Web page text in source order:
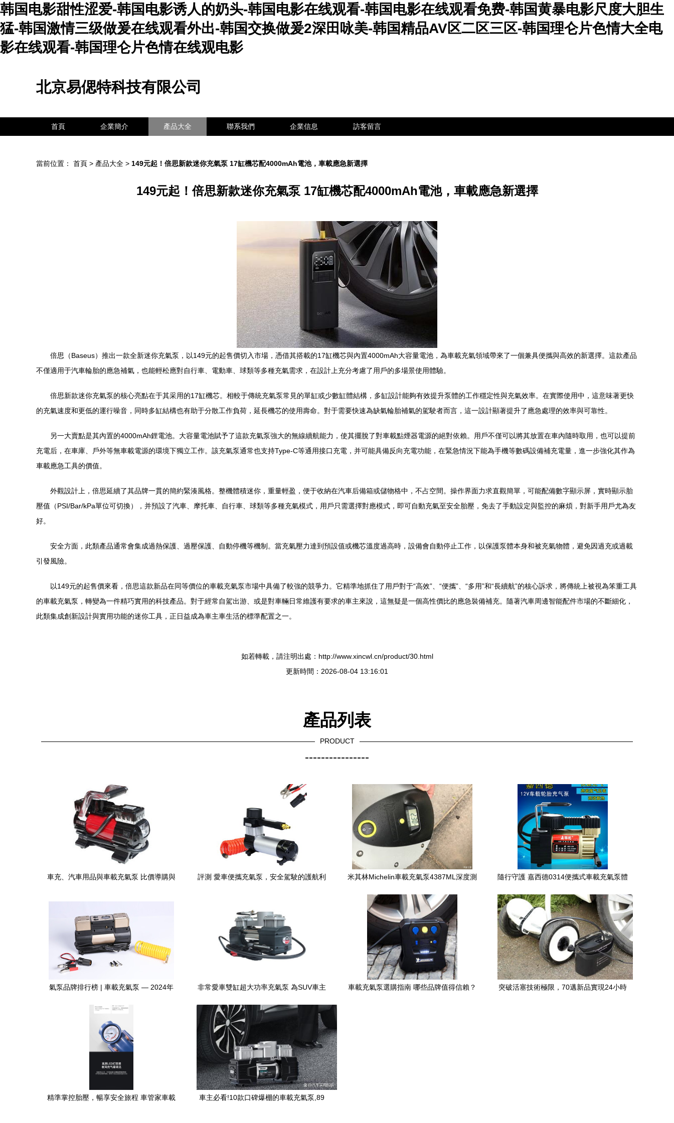
韩国电影甜性涩爱-韩国电影诱人的奶头-韩国电影在线观看-韩国电影在线观看免费-韩国黄暴电影尺度大胆生
猛-韩国激情三级做爰在线观看外出-韩国交换做爰2深田咏美-韩国精品AV区二区三区-韩国理仑片色情大全电
影在线观看-韩国理仑片色情在线观电影
北京易偲特科技有限公司
首頁 企業簡介 產品大全 聯系我們 企業信息 訪客留言
當前位置： 首頁 > 產品大全 > 149元起！倍思新款迷你充氣泵 17缸機芯配4000mAh電池，車載應急新選擇
149元起！倍思新款迷你充氣泵 17缸機芯配4000mAh電池，車載應急新選擇
倍思（Baseus）推出一款全新迷你充氣泵，以149元的起售價切入市場，憑借其搭載的17缸機芯與內置4000mAh大容量電池，為車載充氣領域帶來了一個兼具便攜與高效的新選擇。這款產品
不僅適用于汽車輪胎的應急補氣，也能輕松應對自行車、電動車、球類等多種充氣需求，在設計上充分考慮了用戶的多場景使用體驗。
倍思新款迷你充氣泵的核心亮點在于其采用的17缸機芯。相較于傳統充氣泵常見的單缸或少數缸體結構，多缸設計能夠有效提升泵體的工作穩定性與充氣效率。在實際使用中，這意味著更快
的充氣速度和更低的運行噪音，同時多缸結構也有助于分散工作負荷，延長機芯的使用壽命。對于需要快速為缺氣輪胎補氣的駕駛者而言，這一設計顯著提升了應急處理的效率與可靠性。
另一大賣點是其內置的4000mAh鋰電池。大容量電池賦予了這款充氣泵強大的無線續航能力，使其擺脫了對車載點煙器電源的絕對依賴。用戶不僅可以將其放置在車內隨時取用，也可以提前
充電后，在車庫、戶外等無車載電源的環境下獨立工作。該充氣泵通常也支持Type-C等通用接口充電，并可能具備反向充電功能，在緊急情況下能為手機等數碼設備補充電量，進一步強化其作為
車載應急工具的價值。
外觀設計上，倍思延續了其品牌一貫的簡約緊湊風格。整機體積迷你，重量輕盈，便于收納在汽車后備箱或儲物格中，不占空間。操作界面力求直觀簡單，可能配備數字顯示屏，實時顯示胎
壓值（PSI/Bar/kPa單位可切換），并預設了汽車、摩托車、自行車、球類等多種充氣模式，用戶只需選擇對應模式，即可自動充氣至安全胎壓，免去了手動設定與監控的麻煩，對新手用戶尤為友
好。
安全方面，此類產品通常會集成過熱保護、過壓保護、自動停機等機制。當充氣壓力達到預設值或機芯溫度過高時，設備會自動停止工作，以保護泵體本身和被充氣物體，避免因過充或過載
引發風險。
以149元的起售價來看，倍思這款新品在同等價位的車載充氣泵市場中具備了較強的競爭力。它精準地抓住了用戶對于“高效”、“便攜”、“多用”和“長續航”的核心訴求，將傳統上被視為笨重工具
的車載充氣泵，轉變為一件精巧實用的科技產品。對于經常自駕出游、或是對車輛日常維護有要求的車主來說，這無疑是一個高性價比的應急裝備補充。隨著汽車周邊智能配件市場的不斷細化，
此類集成創新設計與實用功能的迷你工具，正日益成為車主車生活的標準配置之一。
如若轉載，請注明出處：http://www.xincwl.cn/product/30.html
更新時間：2026-08-04 13:16:01
產品列表
PRODUCT
----------------
車充、汽車用品與車載充氣泵 比價導購與
評測 愛車便攜充氣泵，安全駕駛的護航利
米其林Michelin車載充氣泵4387ML深度測
隨行守護 嘉西德0314便攜式車載充氣泵體
氣泵品牌排行榜 | 車載充氣泵 — 2024年
非常愛車雙缸超大功率充氣泵 為SUV車主
車載充氣泵選購指南 哪些品牌值得信賴？
突破活塞技術極限，70邁新品實現24小時
精準掌控胎壓，暢享安全旅程 車管家車載
車主必看!10款口碑爆棚的車載充氣泵,89